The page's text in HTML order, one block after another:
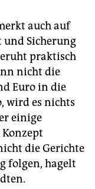
auch auf
und Sicherung
praktisch
nicht die
Euro in die
wird es nichts
einige
die Gerichte
folgen, hagelt